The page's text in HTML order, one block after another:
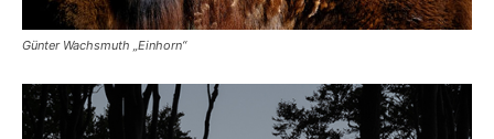
Günter Wachsmuth „Einhorn“